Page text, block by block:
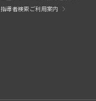
指導者検索ご利用案内